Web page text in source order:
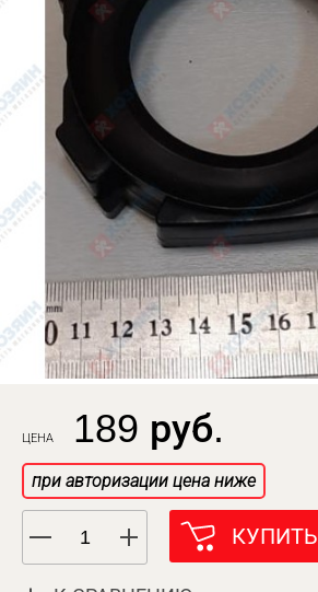
ЦЕНА 189 руб.
при авторизации цена ниже
КУПИТЬ